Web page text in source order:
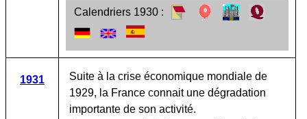
Calendriers 1930 :
1931
Suite à la crise économique mondiale de
1929, la France connait une dégradation
importante de son activité.